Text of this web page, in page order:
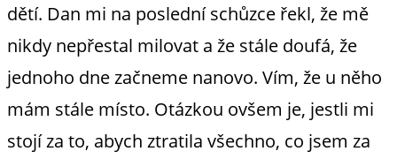
dětí. Dan mi na poslední schůzce řekl, že mě
nikdy nepřestal milovat a že stále doufá, že
jednoho dne začneme nanovo. Vím, že u něho
mám stále místo. Otázkou ovšem je, jestli mi
stojí za to, abych ztratila všechno, co jsem za